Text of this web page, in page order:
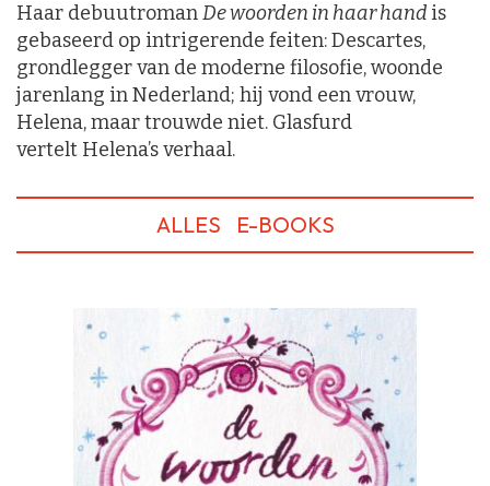
Haar debuutromanDe woorden in haarhand is
gebaseerd op intrigerende feiten: Descartes,
grondlegger van de moderne filosofie, woonde
jarenlang in Nederland; hij vond een vrouw,
Helena, maar trouwde niet. Glasfurd
vertelt Helena’s verhaal.
ALLES E-BOOKS